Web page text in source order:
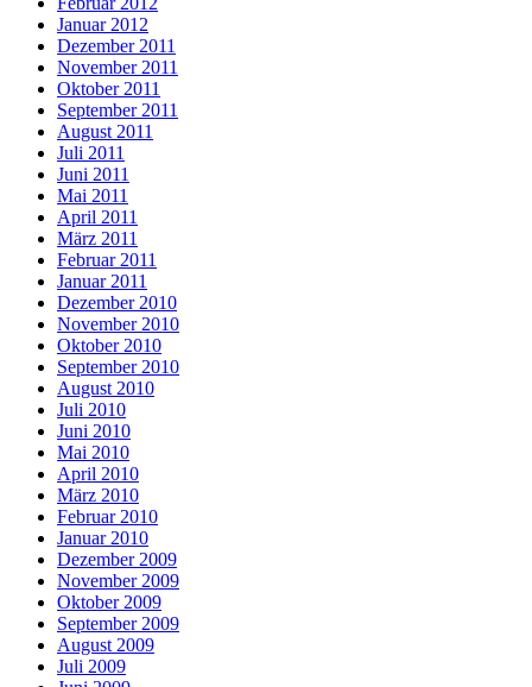
Januar 2012
Dezember 2011
November 2011
Oktober 2011
September 2011
August 2011
Juli 2011
Juni 2011
Mai 2011
April 2011
März 2011
Februar 2011
Januar 2011
Dezember 2010
November 2010
Oktober 2010
September 2010
August 2010
Juli 2010
Juni 2010
Mai 2010
April 2010
März 2010
Februar 2010
Januar 2010
Dezember 2009
November 2009
Oktober 2009
September 2009
August 2009
Juli 2009